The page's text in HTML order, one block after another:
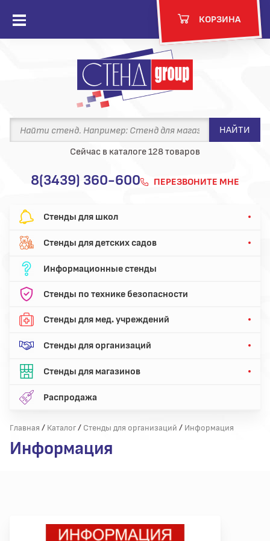
меню
КОРЗИНА
НАЙТИ
Сейчас в каталоге 128 товаров
8(3439) 360-600 ПЕРЕЗВОНИТЕ МНЕ
Стенды для школ
Стенды для детских садов
Информационные стенды
Стенды по технике безопасности
Стенды для мед. учреждений
Стенды для организаций
Стенды для магазинов
Распродажа
Главная / Каталог / Стенды для организаций / Информация
Информация